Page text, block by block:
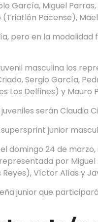
García, Miguel
Pacense),
pero en la modalidad
masculina los
Sergio García,
Los Delfines) y Mauro
serán Claudia
junior
el domingo 24 de
por Miguel
Reyes), Víctor Alías y
junior que